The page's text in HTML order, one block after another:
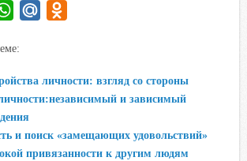
W
a
A
p
p
u
a
s
личности: взгляд со стороны
и зависимый
и поиск «замещающих удовольствий»
привязанности к другим людям